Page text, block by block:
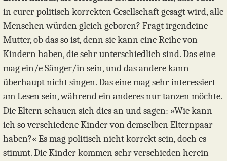
in eurer politisch korrekten Gesellschaft gesagt wird, alle
Menschen würden gleich geboren? Fragt irgendeine
Mutter, ob das so ist, denn sie kann eine Reihe von
Kindern haben, die sehr unterschiedlich sind. Das eine
mag ein/e Sänger/in sein, und das andere kann
überhaupt nicht singen. Das eine mag sehr interessiert
am Lesen sein, während ein anderes nur tanzen möchte.
Die Eltern schauen sich dies an und sagen: »Wie kann
ich so verschiedene Kinder von demselben Elternpaar
haben?« Es mag politisch nicht korrekt sein, doch es
stimmt. Die Kinder kommen sehr verschieden herein